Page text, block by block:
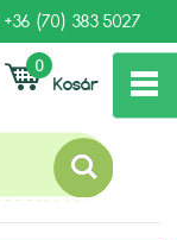
+36 (70) 383 5027
Kosár
0